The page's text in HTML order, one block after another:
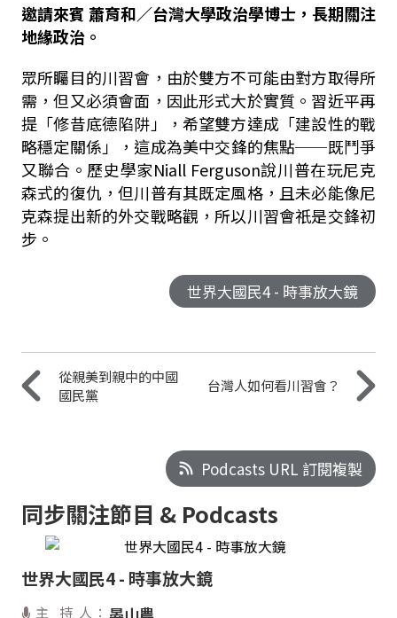
邀請來賓 蕭育和／台灣大學政治學博士，長期關注
地緣政治。
眾所矚目的川習會，由於雙方不可能由對方取得所
需，但又必須會面，因此形式大於實質。習近平再
提「修昔底德陷阱」，希望雙方達成「建設性的戰
略穩定關係」，這成為美中交鋒的焦點──既鬥爭
又聯合。歷史學家Niall Ferguson說川普在玩尼克
森式的復仇，但川普有其既定風格，且未必能像尼
克森提出新的外交戰略觀，所以川習會祇是交鋒初
步。
世界大國民4 - 時事放大鏡
從親美到親中的中國
國民黨
台灣人如何看川習會？
Podcasts URL 訂閱複製
同步關注節目 & Podcasts
世界大國民4 - 時事放大鏡
主 持 人： 晏山農